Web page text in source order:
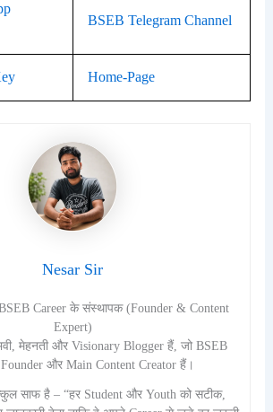
BSEB Telegram Channel
Home-Page
Nesar Sir
Career के संस्थापक (Founder & Content
Expert)
मेहनती और Visionary Blogger हैं, जो BSEB
और Main Content Creator हैं।
साफ है – “हर Student और Youth को सटीक,